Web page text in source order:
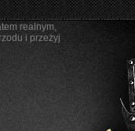
realnym,
i przeżyj